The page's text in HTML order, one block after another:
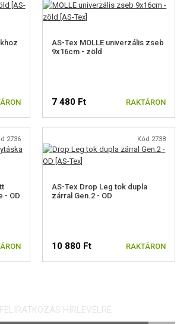
AS-Tex MOLLE univerzális zseb
9x16cm - zöld
7 480 Ft RAKTÁRON
2736
- OD
Kód 2738
AS-Tex Drop Leg tok dupla
zárral Gen.2 - OD
10 880 Ft RAKTÁRON
FELIRATKOZÁS HÍRLEVÉLRE